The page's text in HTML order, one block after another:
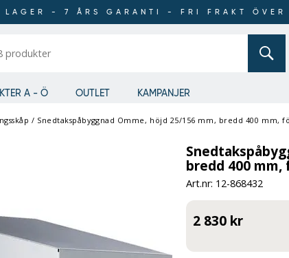
LAGER - 7 ÅRS GARANTI - FRI FRAKT
A - Ö OUTLET KAMPANJER
/ Snedtakspåbyggnad Omme, höjd 25/156 mm, bredd 400 mm,
bredd 400
Art.nr: 12-868432
2 830 kr